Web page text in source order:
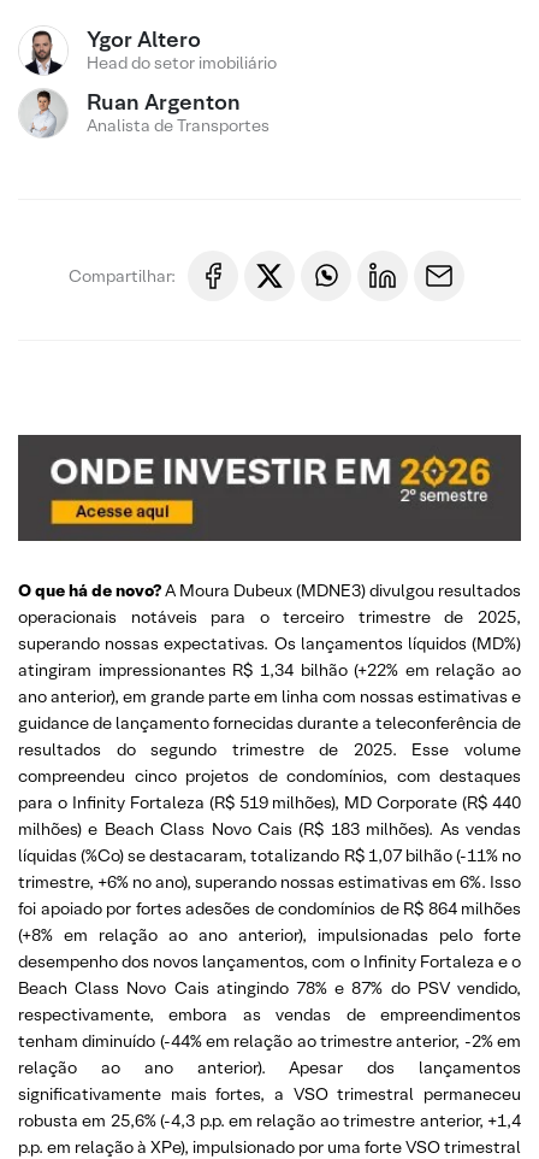
Ygor Altero
Head do setor imobiliário
Ruan Argenton
Analista de Transportes
Compartilhar:
O que há de novo?A Moura Dubeux (MDNE3) divulgou resultados
operacionais notáveis para o terceiro trimestre de 2025,
superando nossas expectativas. Os lançamentos líquidos (MD%)
atingiram impressionantes R$ 1,34 bilhão (+22% em relação ao
ano anterior), em grande parte em linha com nossas estimativas e
guidance de lançamento fornecidas durante a teleconferência de
resultados do segundo trimestre de 2025. Esse volume
compreendeu cinco projetos de condomínios, com destaques
para o Infinity Fortaleza (R$ 519 milhões), MD Corporate (R$ 440
milhões) e Beach Class Novo Cais (R$ 183 milhões). As vendas
líquidas (%Co) se destacaram, totalizando R$ 1,07 bilhão (-11% no
trimestre, +6% no ano), superando nossas estimativas em 6%. Isso
foi apoiado por fortes adesões de condomínios de R$ 864 milhões
(+8% em relação ao ano anterior), impulsionadas pelo forte
desempenho dos novos lançamentos, com o Infinity Fortaleza e o
Beach Class Novo Cais atingindo 78% e 87% do PSV vendido,
respectivamente, embora as vendas de empreendimentos
tenham diminuído (-44% em relação ao trimestre anterior, -2% em
relação ao ano anterior). Apesar dos lançamentos
significativamente mais fortes, a VSO trimestral permaneceu
robusta em 25,6% (-4,3 p.p. em relação ao trimestre anterior, +1,4
p.p. em relação à XPe), impulsionado por uma forte VSO trimestral